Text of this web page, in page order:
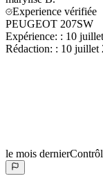
Experience vérifiée
PEUGEOT 207SW
Expérience: : 10
Rédaction: : 10 juillet
le mois dernier